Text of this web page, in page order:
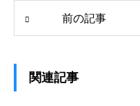
前の記事
関連記事